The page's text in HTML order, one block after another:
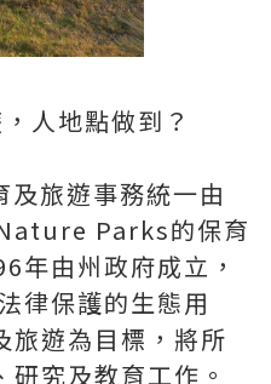
人地點做到？
旅遊事務統一由
Parks的保育
年由州政府成立，
律保護的生態用
旅遊為目標，將所
究及教育工作。